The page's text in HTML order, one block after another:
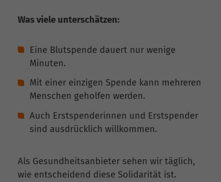
Was viele unterschätzen:
Eine Blutspende dauert nur wenige
Minuten.
Mit einer einzigen Spende kann mehreren
Menschen geholfen werden.
Auch Erstspenderinnen und Erstspender
sind ausdrücklich willkommen.
Als Gesundheitsanbieter sehen wir täglich,
wie entscheidend diese Solidarität ist.